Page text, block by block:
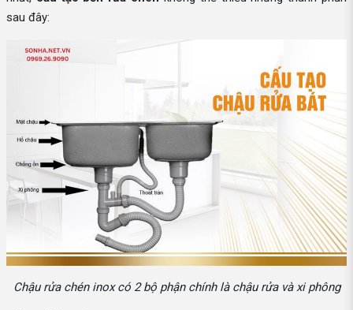
sau đây:
Chậu rửa chén inox có 2 bộ phận chính là chậu rửa và xi phông